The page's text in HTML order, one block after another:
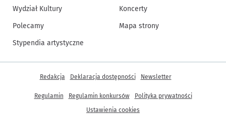
Wydział Kultury
Polecamy
Stypendia artystyczne
Koncerty
Mapa strony
Inne informacje
Redakcja Deklaracja dostępności Newsletter
Regulamin Regulamin konkursów
Polityka prywatności
Ustawienia cookies